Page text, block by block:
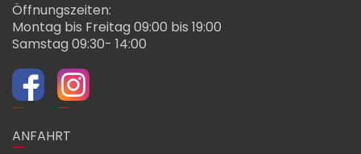
Öffnungszeiten:
Montag bis Freitag 09:00 bis 19:00
Samstag 09:30- 14:00
ANFAHRT